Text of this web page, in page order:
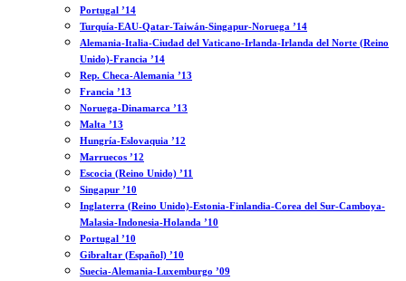
Portugal ’14
Turquía-EAU-Qatar-Taiwán-Singapur-Noruega ’14
Alemania-Italia-Ciudad del Vaticano-Irlanda-Irlanda del Norte (Reino
Unido)-Francia ’14
Rep. Checa-Alemania ’13
Francia ’13
Noruega-Dinamarca ’13
Malta ’13
Hungría-Eslovaquia ’12
Marruecos ’12
Escocia (Reino Unido) ’11
Singapur ’10
Inglaterra (Reino Unido)-Estonia-Finlandia-Corea del Sur-Camboya-
Malasia-Indonesia-Holanda ’10
Portugal ’10
Gibraltar (Español) ’10
Suecia-Alemania-Luxemburgo ’09